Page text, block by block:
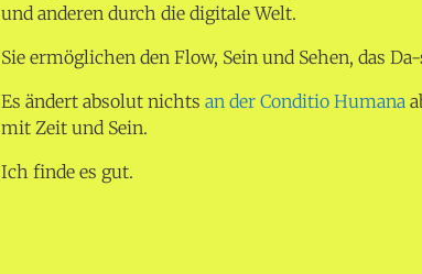
und anderen durch die digitale Welt.
Sie ermöglichen den Flow, Sein und Sehen, das
Es ändert absolut nichtsan der Conditio Humana
mit Zeit und Sein.
Ich finde es gut.